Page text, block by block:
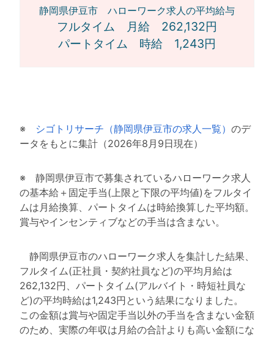
静岡県伊豆市 ハローワーク求人の平均給与
フルタイム 月給 262,132円
パートタイム 時給 1,243円
※ シゴトリサーチ（静岡県伊豆市の求人一覧） のデ
ータをもとに集計（2026年8月9日現在）
※ 静岡県伊豆市で募集されているハローワーク求人
の基本給＋固定手当(上限と下限の平均値)をフルタイ
ムは月給換算、パートタイムは時給換算した平均額。
賞与やインセンティブなどの手当は含まない。
静岡県伊豆市のハローワーク求人を集計した結果、
フルタイム(正社員・契約社員など)の平均月給は
262,132円、パートタイム(アルバイト・時短社員な
ど)の平均時給は1,243円という結果になりました。
この金額は賞与や固定手当以外の手当を含まない金額
のため、実際の年収は月給の合計よりも高い金額にな